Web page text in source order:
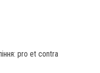
pro et contra